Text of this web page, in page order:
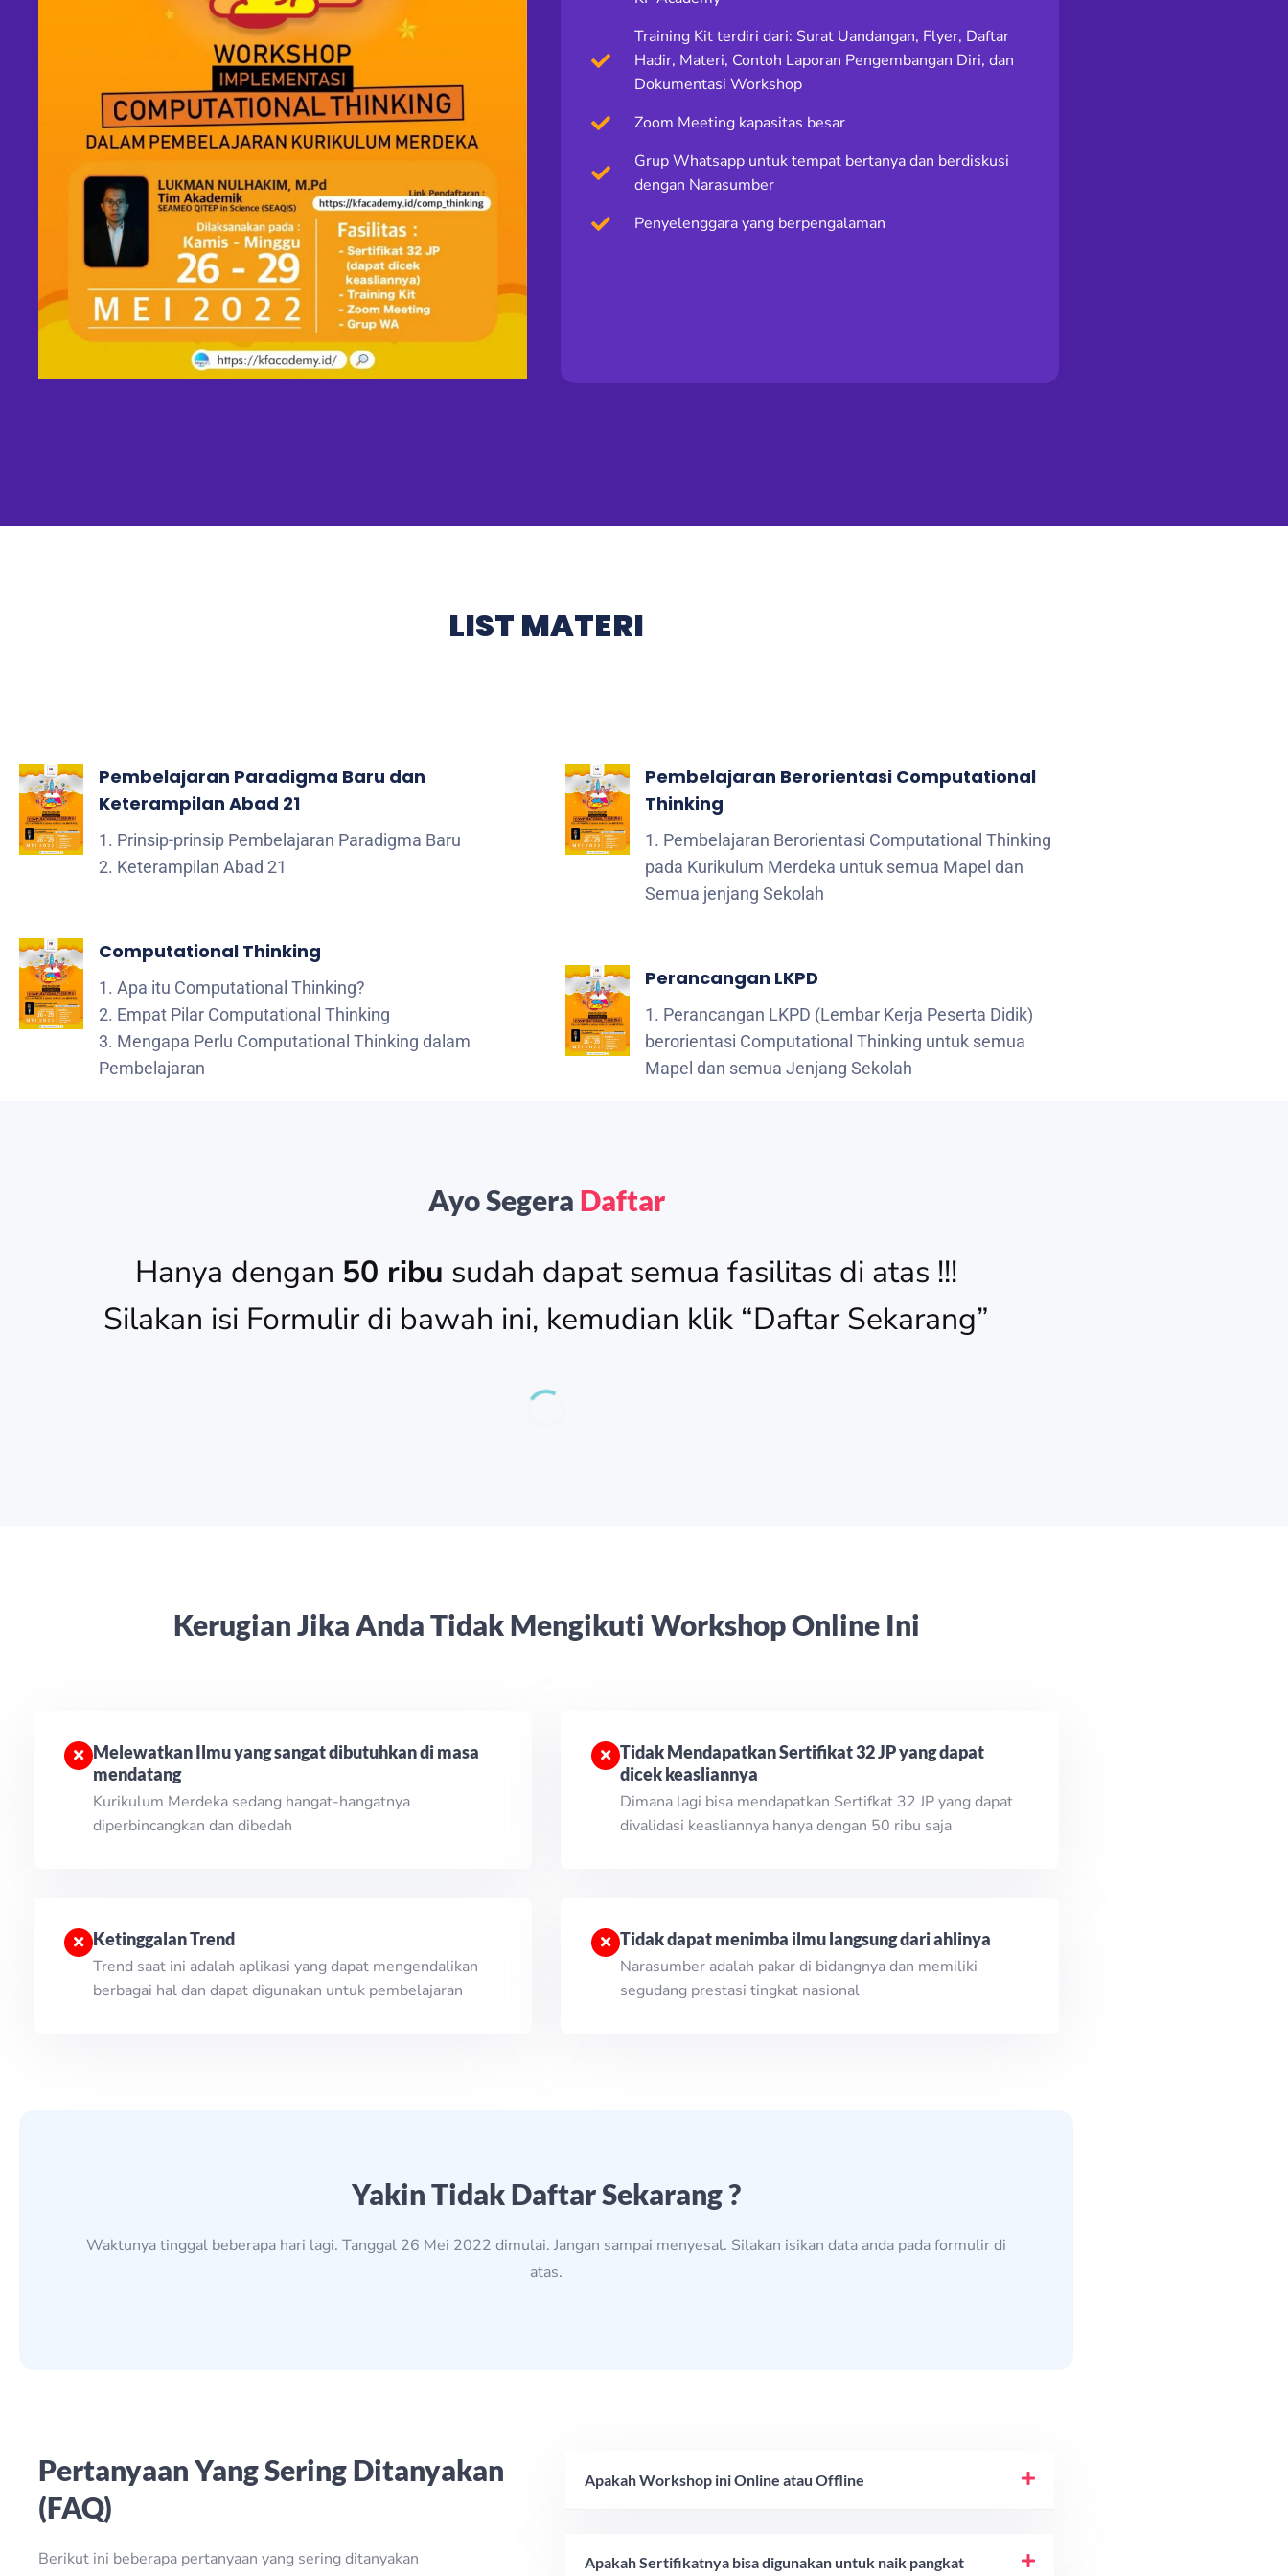
Training Kit terdiri dari: Surat Uandangan, Flyer, Daftar
Hadir, Materi, Contoh Laporan Pengembangan Diri, dan
Dokumentasi Workshop
Zoom Meeting kapasitas besar
Grup Whatsapp untuk tempat bertanya dan berdiskusi
dengan Narasumber
Penyelenggara yang berpengalaman
LIST MATERI
Pembelajaran Paradigma Baru dan
Keterampilan Abad 21
1. Prinsip-prinsip Pembelajaran Paradigma Baru
2. Keterampilan Abad 21
Computational Thinking
1. Apa itu Computational Thinking?
2. Empat Pilar Computational Thinking
3. Mengapa Perlu Computational Thinking dalam
Pembelajaran
Pembelajaran Berorientasi Computational
Thinking
1. Pembelajaran Berorientasi Computational Thinking
pada Kurikulum Merdeka untuk semua Mapel dan
Semua jenjang Sekolah
Perancangan LKPD
1. Perancangan LKPD (Lembar Kerja Peserta Didik)
berorientasi Computational Thinking untuk semua
Mapel dan semua Jenjang Sekolah
Ayo Segera Daftar
Hanya dengan 50 ribu sudah dapat semua fasilitas di atas !!!
Silakan isi Formulir di bawah ini, kemudian klik “Daftar Sekarang”
Kerugian Jika Anda Tidak Mengikuti Workshop Online Ini
Melewatkan Ilmu yang sangat dibutuhkan di masa
mendatang
Kurikulum Merdeka sedang hangat-hangatnya
diperbincangkan dan dibedah
Tidak Mendapatkan Sertifikat 32 JP yang dapat
dicek keasliannya
Dimana lagi bisa mendapatkan Sertifkat 32 JP yang dapat
divalidasi keasliannya hanya dengan 50 ribu saja
Ketinggalan Trend
Trend saat ini adalah aplikasi yang dapat mengendalikan
berbagai hal dan dapat digunakan untuk pembelajaran
Tidak dapat menimba ilmu langsung dari ahlinya
Narasumber adalah pakar di bidangnya dan memiliki
segudang prestasi tingkat nasional
Yakin Tidak Daftar Sekarang ?
Waktunya tinggal beberapa hari lagi. Tanggal 26 Mei 2022 dimulai. Jangan sampai menyesal. Silakan isikan data anda pada formulir di
atas.
Pertanyaan Yang Sering Ditanyakan
(FAQ)
Berikut ini beberapa pertanyaan yang sering ditanyakan
Apakah Workshop ini Online atau Offline
Apakah Sertifikatnya bisa digunakan untuk naik pangkat